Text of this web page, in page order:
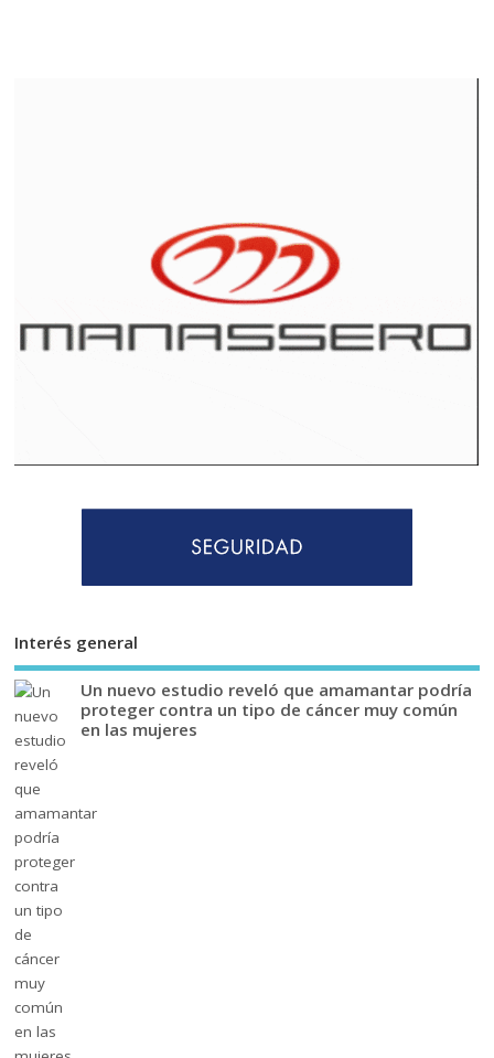
Interés general
Un nuevo estudio reveló que amamantar podría
proteger contra un tipo de cáncer muy común
en las mujeres